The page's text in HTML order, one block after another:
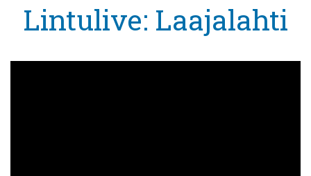
Lintulive: Laajalahti